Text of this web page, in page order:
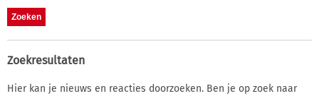
Zoekresultaten
Hier kan je nieuws en reacties doorzoeken. Ben je op zoek naar